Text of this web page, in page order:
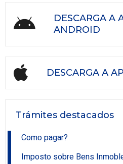
DESCARGA A
ANDROID
DESCARGA A
Trámites destacados
Como pagar?
Imposto sobre Bens